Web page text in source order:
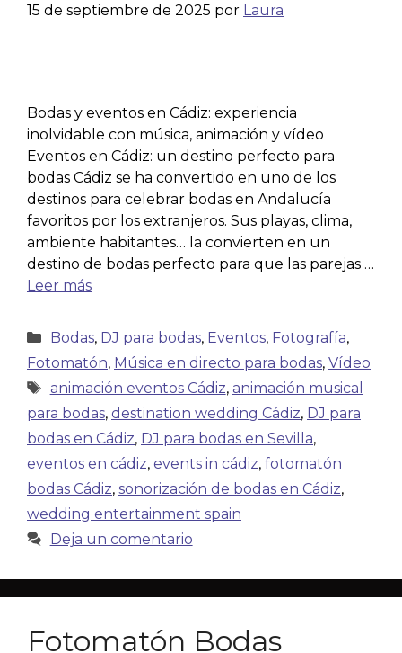
15 de septiembre de 2025 por Laura
Bodas y eventos en Cádiz: experiencia
inolvidable con música, animación y vídeo
Eventos en Cádiz: un destino perfecto para
bodas Cádiz se ha convertido en uno de los
destinos para celebrar bodas en Andalucía
favoritos por los extranjeros. Sus playas, clima,
ambiente habitantes… la convierten en un
destino de bodas perfecto para que las parejas …
Leer más
Bodas, DJ para bodas, Eventos, Fotografía,
Fotomatón, Música en directo para bodas, Vídeo
animación eventos Cádiz, animación musical
para bodas, destination wedding Cádiz, DJ para
bodas en Cádiz, DJ para bodas en Sevilla,
eventos en cádiz, events in cádiz, fotomatón
bodas Cádiz, sonorización de bodas en Cádiz,
wedding entertainment spain
Deja un comentario
Fotomatón Bodas​